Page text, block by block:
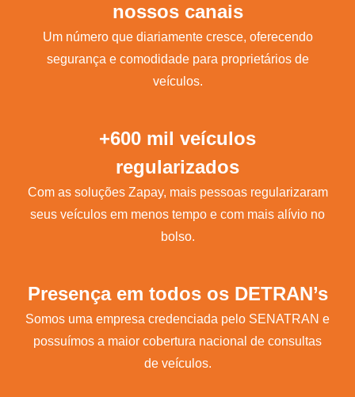
nossos canais
Um número que diariamente cresce, oferecendo
segurança e comodidade para proprietários de
veículos.
+600 mil veículos
regularizados
Com as soluções Zapay, mais pessoas regularizaram
seus veículos em menos tempo e com mais alívio no
bolso.
Presença em todos os DETRAN’s
Somos uma empresa credenciada pelo SENATRAN e
possuímos a maior cobertura nacional de consultas
de veículos.